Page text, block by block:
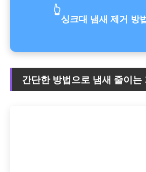
👆
싱크대 냄새 제거 방
간단한 방법으로 냄새 줄이는